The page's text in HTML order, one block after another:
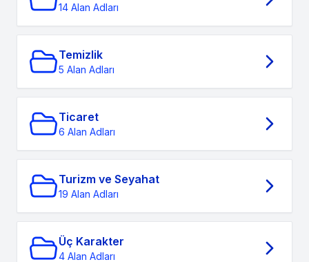
14 Alan Adları
Temizlik
5 Alan Adları
Ticaret
6 Alan Adları
Turizm ve Seyahat
19 Alan Adları
Üç Karakter
4 Alan Adları